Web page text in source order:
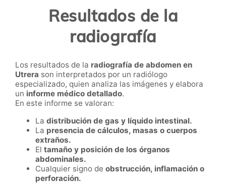
Resultados de la
radiografía
Los resultados de la radiografía de abdomen en
Utrera son interpretados por un radiólogo
especializado, quien analiza las imágenes y elabora
un informe médico detallado.
En este informe se valoran:
La distribución de gas y líquido intestinal.
La presencia de cálculos, masas o cuerpos
extraños.
El tamaño y posición de los órganos
abdominales.
Cualquier signo de obstrucción, inflamación o
perforación.